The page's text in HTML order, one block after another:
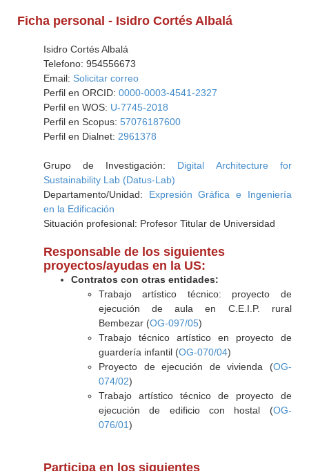
Ficha personal - Isidro Cortés Albalá
Isidro Cortés Albalá
Telefono: 954556673
Email: Solicitar correo
Perfil en ORCID: 0000-0003-4541-2327
Perfil en WOS: U-7745-2018
Perfil en Scopus: 57076187600
Perfil en Dialnet: 2961378
Grupo de Investigación: Digital Architecture for
Sustainability Lab (Datus-Lab)
Departamento/Unidad: Expresión Gráfica e Ingeniería
en la Edificación
Situación profesional: Profesor Titular de Universidad
Responsable de los siguientes
proyectos/ayudas en la US:
Contratos con otras entidades:
Trabajo artístico técnico: proyecto de
ejecución de aula en C.E.I.P. rural
Bembezar (OG-097/05)
Trabajo técnico artístico en proyecto de
guardería infantil (OG-070/04)
Proyecto de ejecución de vivienda (OG-
074/02)
Trabajo artístico técnico de proyecto de
ejecución de edificio con hostal (OG-
076/01)
Participa en los siguientes